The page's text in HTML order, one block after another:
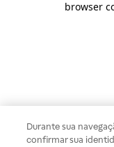
browser
Durante sua
confirmar sua